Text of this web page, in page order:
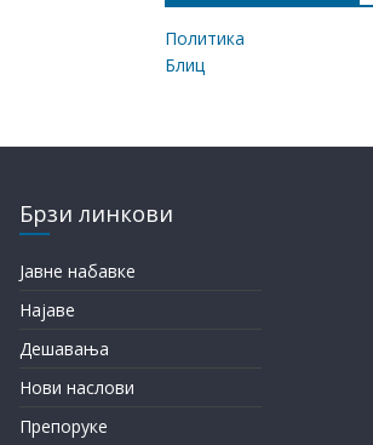
Политика
Блиц
Брзи линкови
Јавне набавке
Најаве
Дешавања
Нови наслови
Препоруке